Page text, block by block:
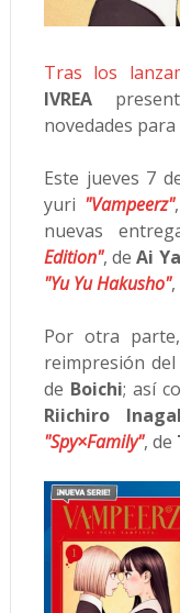
Tras los
IVREA
novedades para
Este jueves 7
yuri "Vampeerz"
nuevas
Edition", deAi
"Yu Yu Hakusho",
Por otra
reimpresión
de Boichi; así
Riichiro
"Spy×Family", de